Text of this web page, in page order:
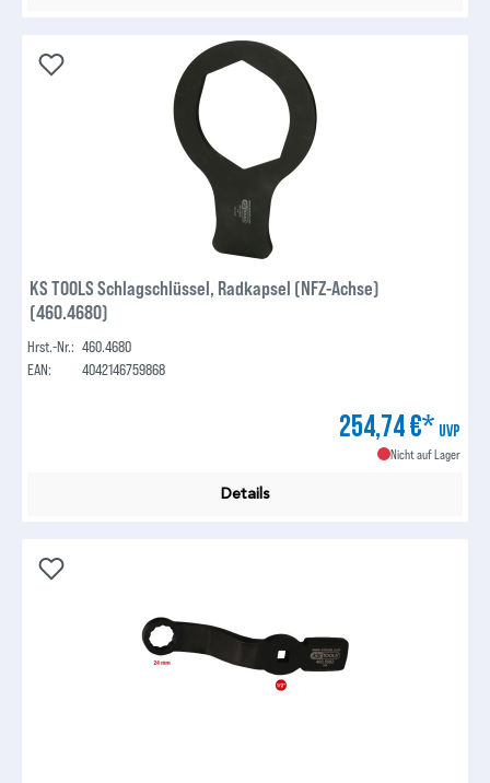
KS TOOLS Schlagschlüssel, Radkapsel (NFZ-Achse)
(460.4680)
Hrst.-Nr.: 460.4680
EAN:
4042146759868
254,74 €* UVP
Nicht auf Lager
Details